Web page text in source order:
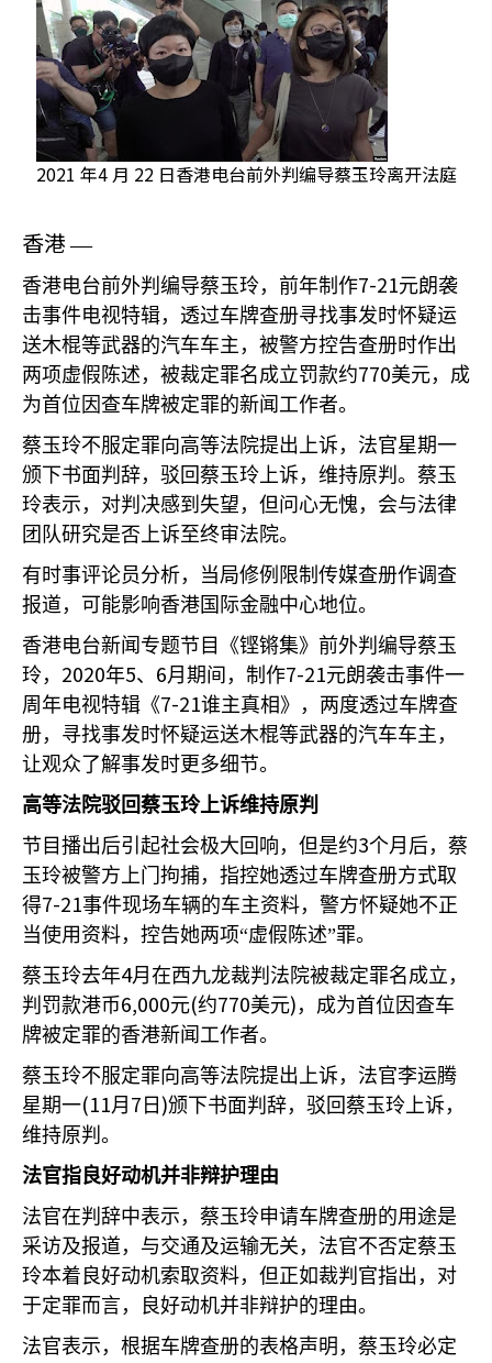
2021 年4 月 22 日香港电台前外判编导蔡玉玲离开法庭
香港 —
香港电台前外判编导蔡玉玲，前年制作7-21元朗袭
击事件电视特辑，透过车牌查册寻找事发时怀疑运
送木棍等武器的汽车车主，被警方控告查册时作出
两项虚假陈述，被裁定罪名成立罚款约770美元，成
为首位因查车牌被定罪的新闻工作者。
蔡玉玲不服定罪向高等法院提出上诉，法官星期一
颁下书面判辞，驳回蔡玉玲上诉，维持原判。蔡玉
玲表示，对判决感到失望，但问心无愧，会与法律
团队研究是否上诉至终审法院。
有时事评论员分析，当局修例限制传媒查册作调查
报道，可能影响香港国际金融中心地位。
香港电台新闻专题节目《铿锵集》前外判编导蔡玉
玲， 2020年5、 6月期间，制作7-21元朗袭击事件一
周年电视特辑《7-21谁主真相》，两度透过车牌查
册，寻找事发时怀疑运送木棍等武器的汽车车主，
让观众了解事发时更多细节。
高等法院驳回蔡玉玲上诉维持原判
节目播出后引起社会极大回响，但是约3个月后，蔡
玉玲被警方上门拘捕，指控她透过车牌查册方式取
得7-21事件现场车辆的车主资料，警方怀疑她不正
当使用资料，控告她两项“虚假陈述”罪。
蔡玉玲去年4月在西九龙裁判法院被裁定罪名成立，
判罚款港币6,000元(约770美元) ，成为首位因查车
牌被定罪的香港新闻工作者。
蔡玉玲不服定罪向高等法院提出上诉，法官李运腾
星期一(11月 7 日 )颁下书面判辞，驳回蔡玉玲上诉，
维持原判。
法官指良好动机并非辩护理由
法官在判辞中表示，蔡玉玲申请车牌查册的用途是
采访及报道，与交通及运输无关，法官不否定蔡玉
玲本着良好动机索取资料，但正如裁判官指出，对
于定罪而言，良好动机并非辩护的理由。
法官表示，根据车牌查册的表格声明，蔡玉玲必定